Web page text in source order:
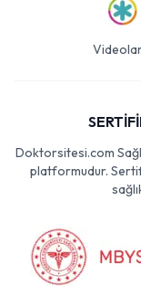
Doktorsitesi.com
platformudur.